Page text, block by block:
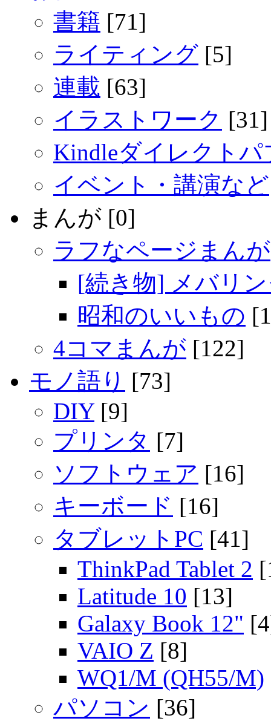
書籍 [71]
ライティング [5]
連載 [63]
イラストワーク [31]
Kindleダイレクト
イベント・講演など
まんが [0]
ラフなページまんが
[続き物] メバリ
昭和のいいもの
4コマまんが [122]
モノ語り [73]
DIY[9]
プリンタ [7]
ソフトウェア [16]
キーボード [16]
タブレットPC [41]
ThinkPad Tablet 2
Latitude 10 [13]
Galaxy Book 12"
VAIO Z [8]
WQ1/M (QH55/M)
パソコン [36]